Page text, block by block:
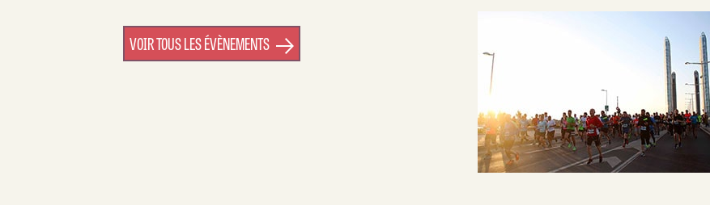
VOIR TOUS LES ÉVÈNEMENTS